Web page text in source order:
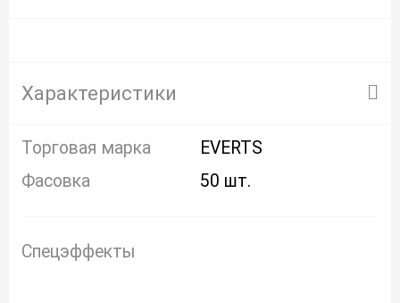
Характеристики
Торговая марка
EVERTS
Фасовка
50 шт.
Спецэффекты